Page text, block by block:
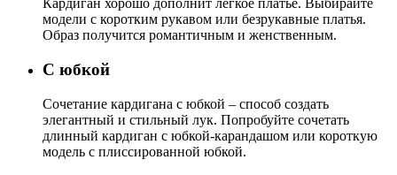
Кардиган хорошо дополнит легкое платье. Выбирайте
модели с коротким рукавом или безрукавные платья.
Образ получится романтичным и женственным.
С юбкой
Сочетание кардигана с юбкой – способ создать
элегантный и стильный лук. Попробуйте сочетать
длинный кардиган с юбкой-карандашом или короткую
модель с плиссированной юбкой.